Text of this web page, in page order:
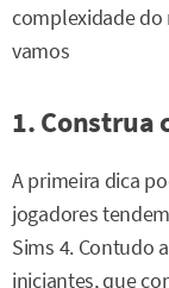
complexidade
vamos
1. Construa
A primeira dica
jogadores
Sims 4. Contudo
iniciantes, que